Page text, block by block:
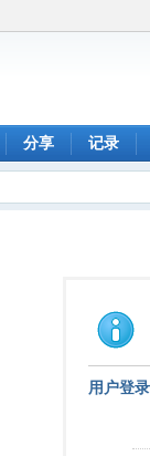
分享 记录
用户登录